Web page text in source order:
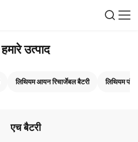
हमारे उत्पाद
लिथियम आयन रिचार्जेबल बैटरी लिथियम
एच बैटरी